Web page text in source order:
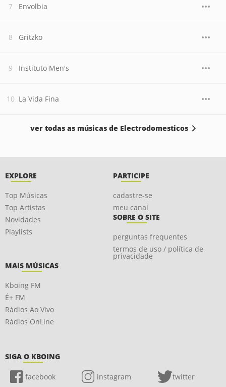
Envolbia
Gritzko
Instituto Men's
La Vida Fina
ver todas as músicas de Electrodomesticos
EXPLORE
Top Músicas
Top Artistas
Novidades
Playlists
PARTICIPE
cadastre-se
meu canal
SOBRE O SITE
perguntas frequentes
termos de uso / política de
privacidade
MAIS MÚSICAS
Kboing FM
É+ FM
Rádios Ao Vivo
Rádios OnLine
SIGA O KBOING
facebook instagram twitter